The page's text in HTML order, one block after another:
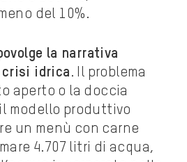
del 10%.
la narrativa
crisi idrica . Il problema
aperto o la doccia
modello produttivo
un menù con carne
4.707 litri di acqua,